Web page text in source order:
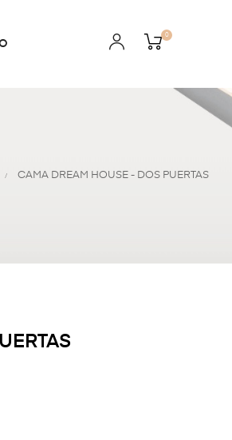
0
CAMA DREAM HOUSE - DOS PUERTAS